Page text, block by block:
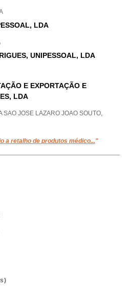
LDA
UNIPESSOAL, LDA
E EXPORTAÇÃO E
LDA
SAO JOSE LAZARO JOAO SOUTO,
a retalho de produtos médico..."